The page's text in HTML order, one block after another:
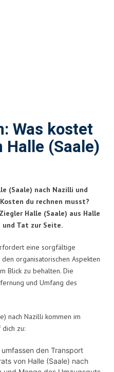
Was kostet
Halle (Saale)
(Saale) nach Nazilli und
du rechnen musst?
Halle (Saale) aus Halle
Tat zur Seite.
eine sorgfältige
organisatorischen Aspekten
Blick zu behalten. Die
und Umfang des
nach Nazilli kommen im
zu:
den Transport
von Halle (Saale) nach